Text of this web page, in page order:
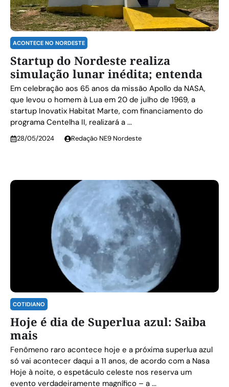
ACONTECE NO NORDESTE
Startup do Nordeste realiza
simulação lunar inédita; entenda
Em celebração aos 65 anos da missão Apollo da NASA,
que levou o homem à Lua em 20 de julho de 1969, a
startup Inovatix Habitat Marte, com financiamento do
programa Centelha II, realizará a ...
28/05/2024 Redação NE9 Nordeste
COTIDIANO
Hoje é dia de Superlua azul: Saiba
mais
Fenômeno raro acontece hoje e a próxima superlua azul
só vai acontecer daqui a 11 anos, de acordo com a Nasa
Hoje à noite, o espetáculo celeste nos reserva um
evento verdadeiramente magnífico – a ...